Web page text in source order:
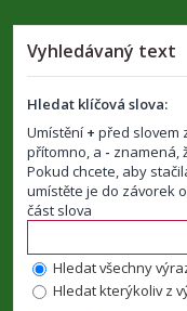
Vyhledávaný text
Hledat klíčová slova:
Umístění + před slovem
přítomno, a - znamená,
Pokud chcete, aby
umístěte je do závorek
část slova
Hledat všechny
Hledat kterýkoliv z